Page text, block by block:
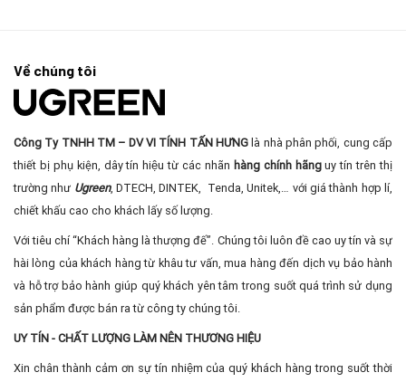
Về chúng tôi
Công Ty TNHH TM – DV VI TÍNH TẤN HƯNGlà nhà phân phối, cung cấp
thiết bị phụ kiện, dây tín hiệu từ các nhãn hàng chính hãnguy tín trên thị
trường như Ugreen, DTECH, DINTEK, Tenda, Unitek,… với giá thành hợp lí,
chiết khấu cao cho khách lấy số lượng.
Với tiêu chí “Khách hàng là thượng đế”. Chúng tôi luôn đề cao uy tín và sự
hài lòng của khách hàng từ khâu tư vấn, mua hàng đến dịch vụ bảo hành
và hỗ trợ bảo hành giúp quý khách yên tâm trong suốt quá trình sử dụng
sản phẩm được bán ra từ công ty chúng tôi.
UY TÍN - CHẤT LƯỢNG LÀM NÊN THƯƠNG HIỆU
Xin chân thành cảm ơn sự tín nhiệm của quý khách hàng trong suốt thời